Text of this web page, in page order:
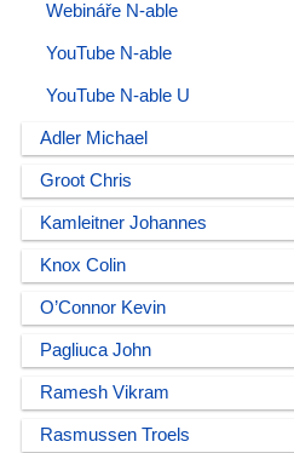
Webináře N-able
YouTube N-able
YouTube N-able U
Adler Michael
Groot Chris
Kamleitner Johannes
Knox Colin
O’Connor Kevin
Pagliuca John
Ramesh Vikram
Rasmussen Troels